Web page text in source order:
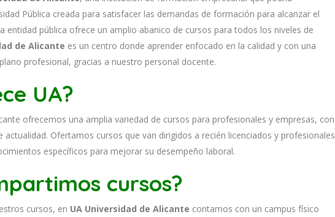
Pública creada para satisfacer las demandas de formación para alcanzar el
entidad pública ofrece un amplio abanico de cursos para todos los niveles de
de Alicante es un centro donde aprender enfocado en la calidad y con una
profesional, gracias a nuestro personal docente.
UA?
ofrecemos una amplia variedad de cursos para profesionales y empresas, con
actualidad. Ofertamos cursos que van dirigidos a recién licenciados y profesionales
específicos para mejorar su desempeño laboral.
cursos?
cursos, en UA Universidad de Alicante contamos con un campus físico